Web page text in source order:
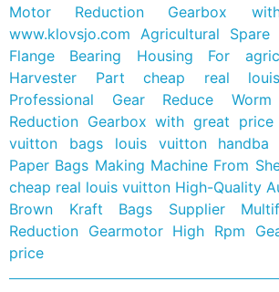
Motor Reduction Gearbox
www.klovsjo.com
Agricultural Spare
Flange Bearing Housing For
Harvester Part
cheap real
Professional Gear Reduce
Reduction Gearbox with great price
vuitton bags louis vuitton handba
Paper Bags Making Machine From
cheap real louis vuitton High-Quality
Brown Kraft Bags Supplier
Reduction Gearmotor High Rpm
price